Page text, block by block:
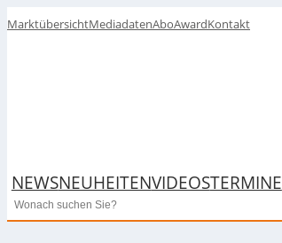
MarktübersichtMediadatenAboAwardKontakt
NEWSNEUHEITENVIDEOSTERMINE
Search